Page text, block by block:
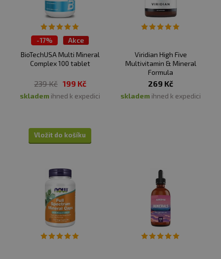
-17%
Akce
BioTechUSA Multi Mineral
Complex 100 tablet
239 Kč 199 Kč
skladem ihned k expedici
Vložit do košíku
Viridian High Five
Multivitamin & Mineral
Formula
269 Kč
skladem ihned k expedici